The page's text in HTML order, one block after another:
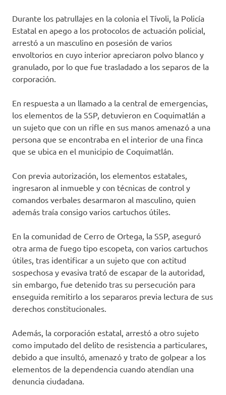
Durante los patrullajes en la colonia el Tívoli, la Policía
Estatal en apego a los protocolos de actuación policial,
arrestó a un masculino en posesión de varios
envoltorios en cuyo interior apreciaron polvo blanco y
granulado, por lo que fue trasladado a los separos de la
corporación.
En respuesta a un llamado a la central de emergencias,
los elementos de la SSP, detuvieron en Coquimatlán a
un sujeto que con un rifle en sus manos amenazó a una
persona que se encontraba en el interior de una finca
que se ubica en el municipio de Coquimatlán.
Con previa autorización, los elementos estatales,
ingresaron al inmueble y con técnicas de control y
comandos verbales desarmaron al masculino, quien
además traía consigo varios cartuchos útiles.
En la comunidad de Cerro de Ortega, la SSP, aseguró
otra arma de fuego tipo escopeta, con varios cartuchos
útiles, tras identificar a un sujeto que con actitud
sospechosa y evasiva trató de escapar de la autoridad,
sin embargo, fue detenido tras su persecución para
enseguida remitirlo a los separaros previa lectura de sus
derechos constitucionales.
Además, la corporación estatal, arrestó a otro sujeto
como imputado del delito de resistencia a particulares,
debido a que insultó, amenazó y trato de golpear a los
elementos de la dependencia cuando atendían una
denuncia ciudadana.